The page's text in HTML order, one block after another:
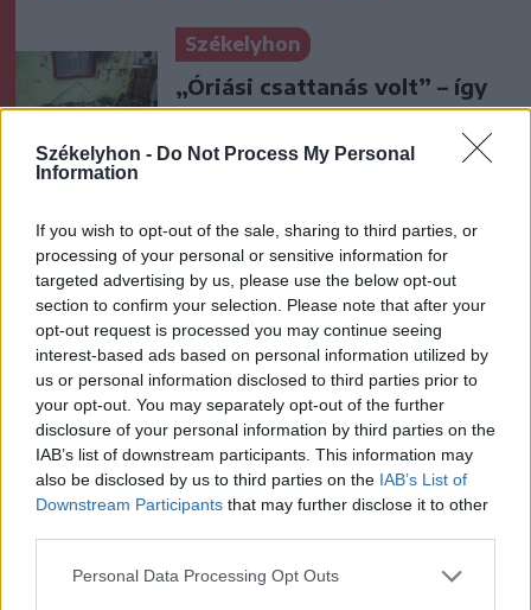
Székelyhon - Do Not Process My Personal
Information
If you wish to opt-out of the sale, sharing to third parties, or
processing of your personal or sensitive information for
targeted advertising by us, please use the below opt-out
section to confirm your selection. Please note that after your
opt-out request is processed you may continue seeing
interest-based ads based on personal information utilized by
us or personal information disclosed to third parties prior to
your opt-out. You may separately opt-out of the further
disclosure of your personal information by third parties on the
IAB’s list of downstream participants. This information may
also be disclosed by us to third parties on the IAB’s List of
Downstream Participants that may further disclose it to other
Personal Data Processing Opt Outs
Székelyhon
„Óriási csattanás volt” – így
emlékszik vissza a kedd esti
balesetre a csíkszeredai
Székelyhon
Visszaküldte a parlamentnek
Nicușor Dan a közel 900
medve kilövését lehetővé
tevő törvényt
Székely Sport
Egyetlen székelyföldi
résztvevő lesz a futsal 2.
Krónika